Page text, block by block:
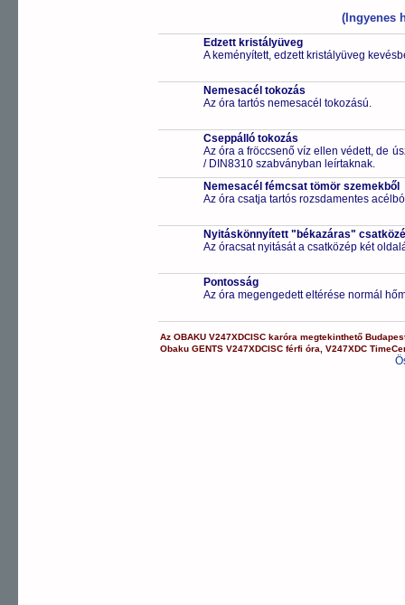
(Ingyenes
Edzett kristályüveg
A keményített, edzett kristályüveg
Nemesacél tokozás
Az óra tartós nemesacél tokozású.
Cseppálló tokozás
Az óra a fröccsenő víz ellen védett, de
/ DIN8310 szabványban leírtaknak.
Nemesacél fémcsat tömör szemekből
Az óra csatja tartós rozsdamentes
Nyitáskönnyített "békazáras"
Az óracsat nyitását a csatközép két
Pontosság
Az óra megengedett eltérése normál
AzOBAKU V247XDCISC karóra megtekinthető
Obaku GENTS V247XDCISC férfi óra ,V247XDC